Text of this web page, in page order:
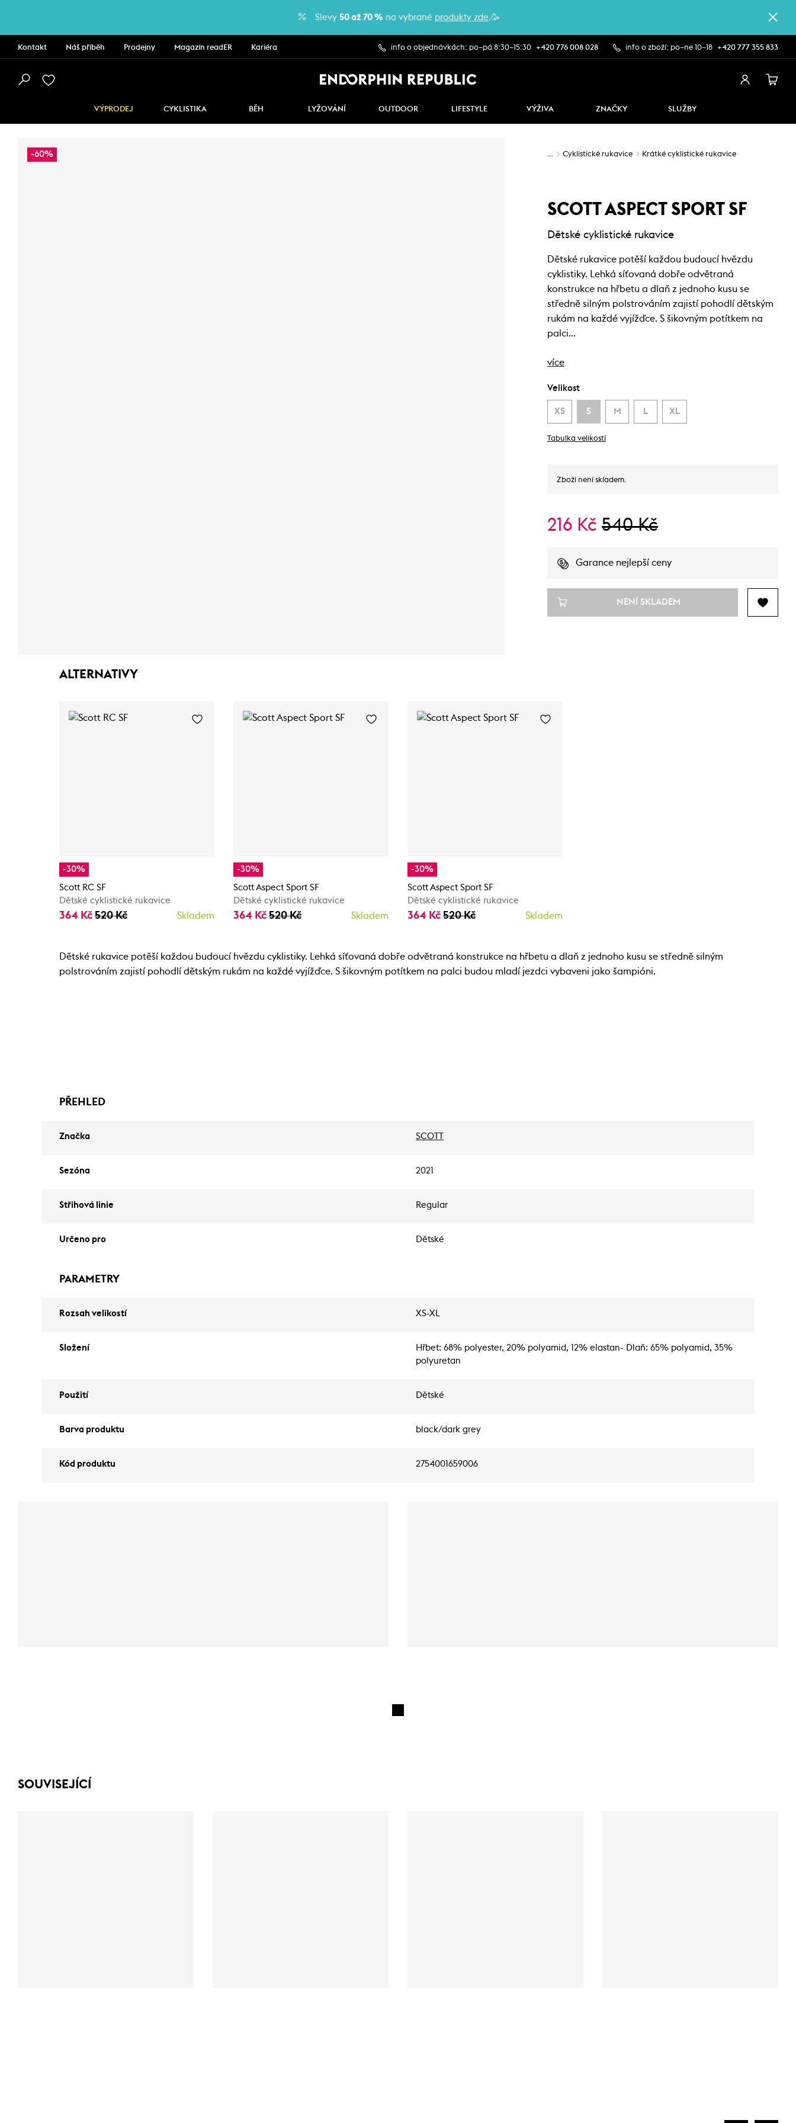
Slevy 50 až 70 % na vybrané produkty zde.🥳
Kontakt Náš příběh Prodejny Magazín readER Kariéra info o objednávkách: po–pá 8:30–15:30 +420 776 008 028 info o zboží: po–ne 10–18 +420 777 355 833
VÝPRODEJ CYKLISTIKA BĚH LYŽOVÁNÍ OUTDOOR LIFESTYLE VÝŽIVA ZNAČKY SLUŽBY
-60% … Cyklistické rukavice Krátké cyklistické rukavice
SCOTT ASPECT SPORT SF
Dětské cyklistické rukavice
Dětské rukavice potěší každou budoucí hvězdu
cyklistiky. Lehká síťovaná dobře odvětraná
konstrukce na hřbetu a dlaň z jednoho kusu se
středně silným polstrováním zajistí pohodlí dětským
rukám na každé vyjížďce. S šikovným potítkem na
palci…
více
Velikost
XS S M L XL
Tabulka velikostí
Zboží není skladem.
216 Kč 540 Kč
Garance nejlepší ceny
NENÍ SKLADEM
ALTERNATIVY
-30%
Scott RC SF
Dětské cyklistické rukavice
364 Kč 520 Kč Skladem
-30%
Scott Aspect Sport SF
Dětské cyklistické rukavice
364 Kč 520 Kč Skladem
-30%
Scott Aspect Sport SF
Dětské cyklistické rukavice
364 Kč 520 Kč Skladem
Dětské rukavice potěší každou budoucí hvězdu cyklistiky. Lehká síťovaná dobře odvětraná konstrukce na hřbetu a dlaň z jednoho kusu se středně silným
polstrováním zajistí pohodlí dětským rukám na každé vyjížďce. S šikovným potítkem na palci budou mladí jezdci vybaveni jako šampióni.
PŘEHLED
Značka SCOTT
Sezóna 2021
Střihová linie Regular
Určeno pro Dětské
PARAMETRY
Rozsah velikostí XS-XL
Složení
Hřbet: 68% polyester, 20% polyamid, 12% elastan- Dlaň: 65% polyamid, 35%
polyuretan
Použití Dětské
Barva produktu black/dark grey
Kód produktu 2754001659006
SOUVISEJÍCÍ